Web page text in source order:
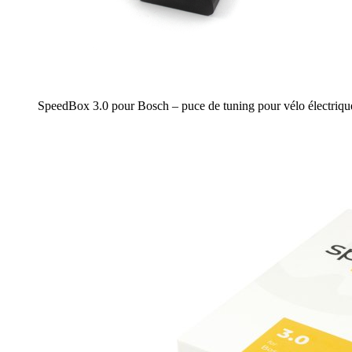
SpeedBox 3.0 pour Bosch – puce de tuning pour vélo